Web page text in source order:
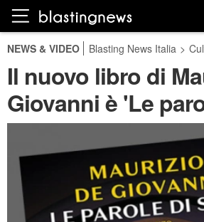
NEWS & VIDEO Blasting News Italia >
Il nuovo libro di
Giovanni è 'Le